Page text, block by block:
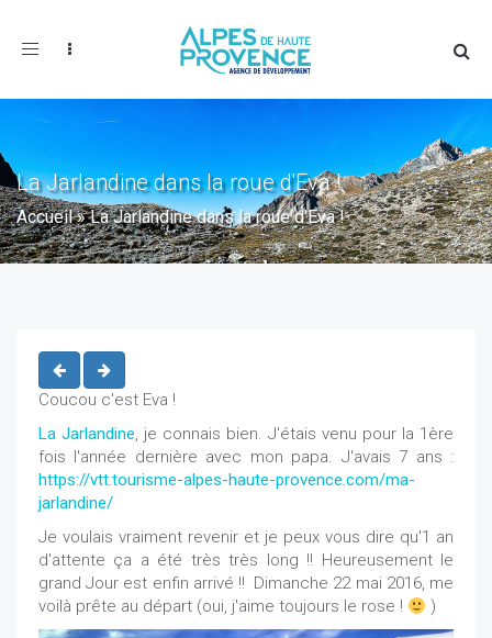
Toggle
La Jarlandine dans la roue d'Eva !
Accueil»La Jarlandine dans la roue d'Eva !
Coucou c'est Eva !
La Jarlandine, je connais bien. J'étais venu pour la 1ère
fois l'année dernière avec mon papa. J'avais 7 ans :
https://vtt.tourisme-alpes-haute-provence.com/ma-
jarlandine/
Je voulais vraiment revenir et je peux vous dire qu'1 an
d'attente ça a été très très long !! Heureusement le
grand Jour est enfin arrivé !! Dimanche 22 mai 2016, me
voilà prête au départ (oui, j'aime toujours le rose !
)